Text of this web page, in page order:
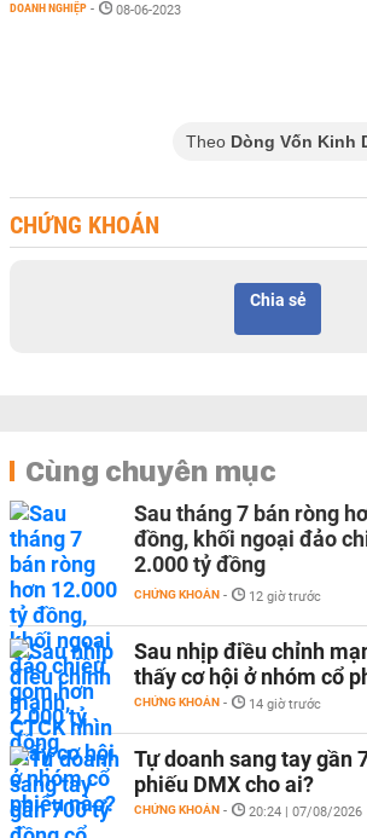
DOANH NGHIỆP - 08-06-2023
Theo Dòng Vốn Kinh
CHỨNG KHOÁN
Chia sẻ
Cùng chuyên mục
Sau tháng 7 bán ròng
đồng, khối ngoại đảo
2.000 tỷ đồng
CHỨNG KHOÁN - 12 giờ trước
Sau nhịp điều chỉnh
thấy cơ hội ở nhóm cổ
CHỨNG KHOÁN - 14 giờ trước
Tự doanh sang tay gần
phiếu DMX cho ai?
CHỨNG KHOÁN - 20:24 | 07/08/2026